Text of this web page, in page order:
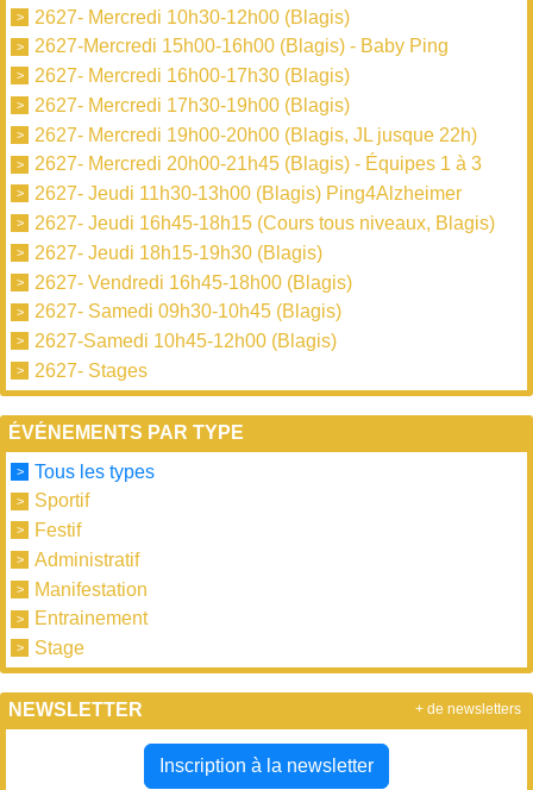
2627- Mercredi 10h30-12h00 (Blagis)
2627-Mercredi 15h00-16h00 (Blagis) - Baby Ping
2627- Mercredi 16h00-17h30 (Blagis)
2627- Mercredi 17h30-19h00 (Blagis)
2627- Mercredi 19h00-20h00 (Blagis, JL jusque 22h)
2627- Mercredi 20h00-21h45 (Blagis) - Équipes 1 à 3
2627- Jeudi 11h30-13h00 (Blagis) Ping4Alzheimer
2627- Jeudi 16h45-18h15 (Cours tous niveaux, Blagis)
2627- Jeudi 18h15-19h30 (Blagis)
2627- Vendredi 16h45-18h00 (Blagis)
2627- Samedi 09h30-10h45 (Blagis)
2627-Samedi 10h45-12h00 (Blagis)
2627- Stages
ÉVÉNEMENTS PAR TYPE
Tous les types
Sportif
Festif
Administratif
Manifestation
Entrainement
Stage
NEWSLETTER
Inscription à la newsletter
+ de newsletters